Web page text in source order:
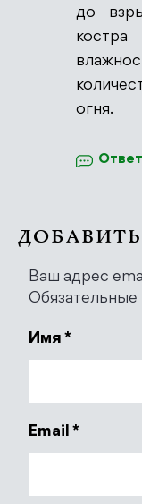
до
огня.
Ваш адрес
Имя *
Email *